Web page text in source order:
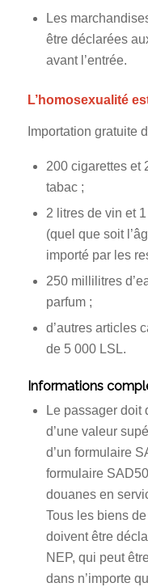
Les
être déclarées
avant l’entrée.
L’homosexualité
Importation gratuite
200 cigarettes et
tabac ;
2 litres de vin et
(quel que soit
importé par les
250 millilitres
parfum ;
d’autres articles
de 5 000 LSL.
Informations
Le passager doit
d’une valeur
d’un formulaire
formulaire
douanes en
Tous les biens
doivent être
NEP, qui peut
dans n’importe